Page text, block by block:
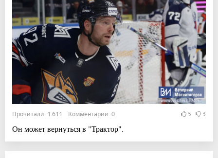
Прочитали: 1 611 Комментарии: 0 5 3
Он может вернуться в "Трактор".